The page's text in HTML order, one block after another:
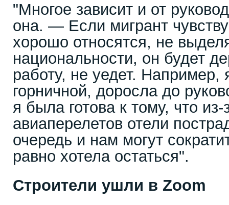
"Многое зависит и от
она. — Если мигрант
хорошо относятся, не
национальности, он будет
работу, не уедет. Например,
горничной, доросла до
я была готова к тому, что из-
авиаперелетов отели
очередь и нам могут
равно хотела остаться".
Строители ушли в Zoom